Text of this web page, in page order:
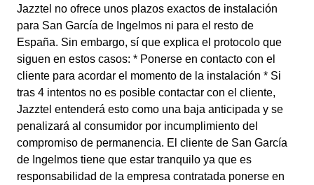
Jazztel no ofrece unos plazos exactos de instalación
para San García de Ingelmos ni para el resto de
España. Sin embargo, sí que explica el protocolo que
siguen en estos casos: * Ponerse en contacto con el
cliente para acordar el momento de la instalación * Si
tras 4 intentos no es posible contactar con el cliente,
Jazztel entenderá esto como una baja anticipada y se
penalizará al consumidor por incumplimiento del
compromiso de permanencia. El cliente de San García
de Ingelmos tiene que estar tranquilo ya que es
responsabilidad de la empresa contratada ponerse en